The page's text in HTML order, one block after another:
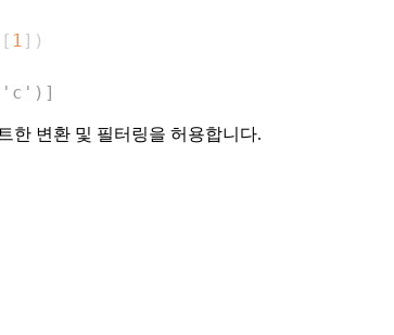
[ 1 ] )
'c')]
한 변환 및 필터링을 허용합니다.